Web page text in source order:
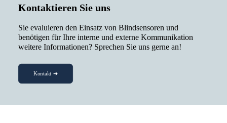
Kontaktieren Sie uns
Sie evaluieren den Einsatz von Blindsensoren und
benötigen für Ihre interne und externe Kommunikation
weitere Informationen? Sprechen Sie uns gerne an!
Kontakt ➔